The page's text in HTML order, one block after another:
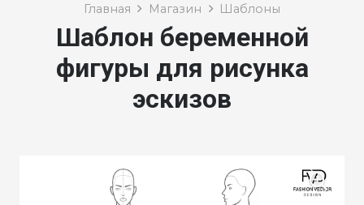
Главная Магазин Шаблоны
Шаблон беременной
фигуры для рисунка
эскизов